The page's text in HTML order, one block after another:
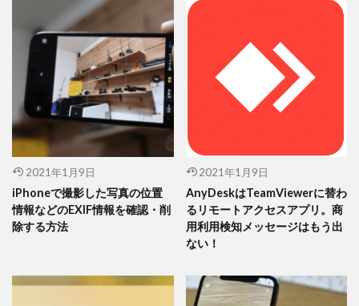
2021年1月9日
iPhoneで撮影した写真の位置
情報などのEXIF情報を確認・削
除する方法
2021年1月9日
AnyDeskはTeamViewerに替わ
るリモートアクセスアプリ。商
用利用検知メッセージはもう出
ない！